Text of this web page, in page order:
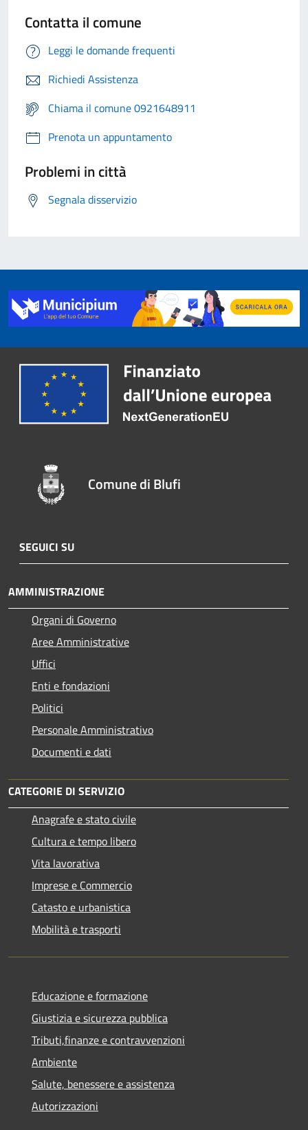
Contatta il comune
Leggi le domande frequenti
Richiedi Assistenza
Chiama il comune 0921648911
Prenota un appuntamento
Problemi in città
Segnala disservizio
Comune di Blufi
SEGUICI SU
AMMINISTRAZIONE
Organi di Governo
Aree Amministrative
Uffici
Enti e fondazioni
Politici
Personale Amministrativo
Documenti e dati
CATEGORIE DI SERVIZIO
Anagrafe e stato civile
Cultura e tempo libero
Vita lavorativa
Imprese e Commercio
Catasto e urbanistica
Mobilità e trasporti
Educazione e formazione
Giustizia e sicurezza pubblica
Tributi,finanze e contravvenzioni
Ambiente
Salute, benessere e assistenza
Autorizzazioni